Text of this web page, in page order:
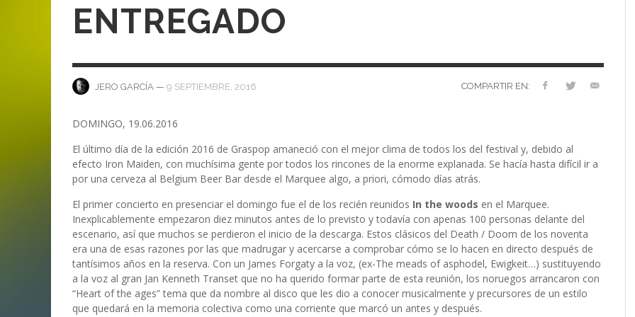
‘DEUS EX MACHINA’ – PRIMERAS
ENTREVISTA CON LIV KRISTINE.
LIV KRISTINE – ‘RIVER OF DIAMONDS’
SAMSON
EMPIRE RADIO: HELLFEST 2017
ENTREGADO
COMPARTIR EN:
JERO GARCÍA — 9 SEPTIEMBRE, 2016
DOMINGO, 19.06.2016
El último día de la edición 2016 de Graspop amaneció con el mejor clima de todos los del festival y, debido al
efecto Iron Maiden, con muchísima gente por todos los rincones de la enorme explanada. Se hacía hasta difícil ir a
por una cerveza al Belgium Beer Bar desde el Marquee algo, a priori, cómodo días atrás.
El primer concierto en presenciar el domingo fue el de los recién reunidos In the woods en el Marquee.
Inexplicablemente empezaron diez minutos antes de lo previsto y todavía con apenas 100 personas delante del
escenario, así que muchos se perdieron el inicio de la descarga. Estos clásicos del Death / Doom de los noventa
era una de esas razones por las que madrugar y acercarse a comprobar cómo se lo hacen en directo después de
tantísimos años en la reserva. Con un James Forgaty a la voz, (ex-The meads of asphodel, Ewigkeit…) sustituyendo
a la voz al gran Jan Kenneth Transet que no ha querido formar parte de esta reunión, los noruegos arrancaron con
“Heart of the ages” tema que da nombre al disco que les dio a conocer musicalmente y precursores de un estilo
que quedará en la memoria colectiva como una corriente que marcó un antes y después.